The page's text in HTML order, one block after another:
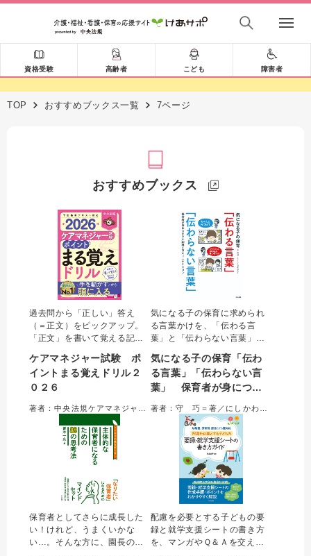
資格受験 高齢者 こども 障害者
TOP おすすめブックス一覧 7ページ
おすすめブックス
過去問から「正しい」答え
（＝正文）をピックアップ。
「正文」を書いて覚える記入
ケアマネジャー試験 ポ
イントまる覚えドリル２
０２６
気になる子の保育に求められ
る言葉かけを、「伝わる言
葉」と「伝わらない言葉」の
になる子やその親、クラスの
子、職員に対してなど約３０
の例を収載。伝わる（伝わら
で、必要な配慮とコミュニケ
ーション法が身につく。
気になる子の保育「伝わ
る言葉」「伝わらない言
葉」 保育者が身につけ
ション
保育者としてさらに成長した
い！けれど、うまくいかな
い…。そんな方に、園長の経
配慮を必要とする子どもの要
録と就学支援シートの書き方
を、マンガやＱ＆Ａを交えて